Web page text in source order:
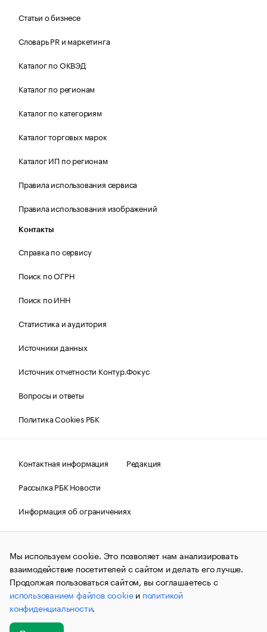
Статьи о бизнесе
Словарь PR и маркетинга
Каталог по ОКВЭД
Каталог по регионам
Каталог по категориям
Каталог торговых марок
Каталог ИП по регионам
Правила использования сервиса
Правила использования изображений
Контакты
Справка по сервису
Поиск по ОГРН
Поиск по ИНН
Статистика и аудитория
Источники данных
Источник отчетности Контур.Фокус
Вопросы и ответы
Политика Cookies РБК
Контактная информация
Редакция
Рассылка РБК Новости
Информация об ограничениях
Правовая информация
О соблюдении авторских прав
© АО «РОСБИЗНЕСКОНСАЛТИНГ»,1995–2026.Сообщения
и материалы информационного агентства «РБК»
(зарегистрировано Федеральной службой по надзору в сфере
связи, информационных технологий и массовых
коммуникаций (Роскомнадзор) 09.12.2015 за номером ИА
№ФС77-63848) сопровождаются пометкой «РБК». Отдельные
публикации могут содержать информацию,
не предназначенную для пользователей
Мы используем cookie. Это позволяет нам анализировать
взаимодействие посетителей с сайтом и делать его лучше.
Продолжая пользоваться сайтом, вы соглашаетесь с
использованием файлов cookieи политикой
конфиденциальности.